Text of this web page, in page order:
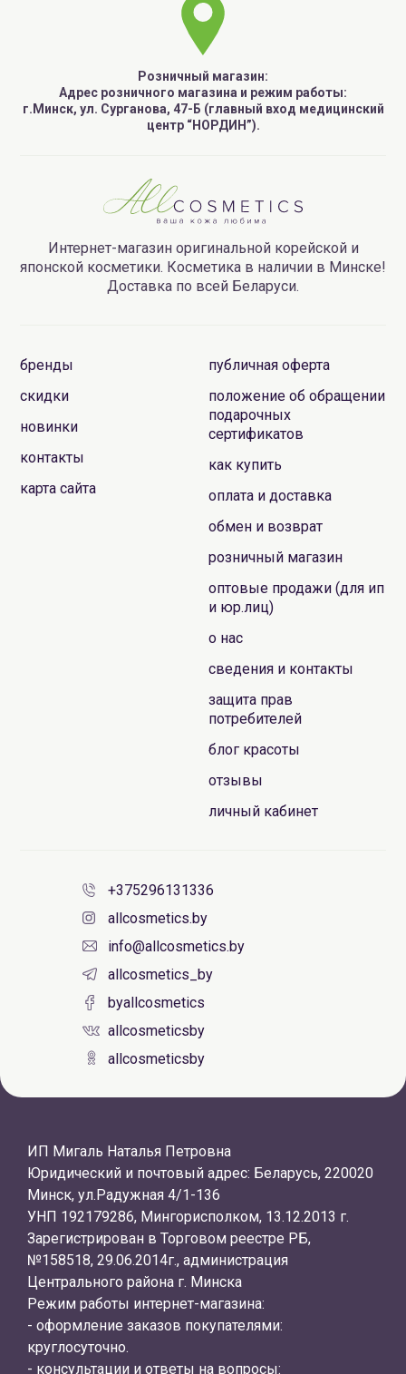
Розничный магазин:
Адрес розничного магазина и режим работы:
г.Минск, ул. Сурганова, 47-Б (главный вход медицинский
центр “НОРДИН”).
Интернет-магазин оригинальной корейской и
японской косметики. Косметика в наличии в Минске!
Доставка по всей Беларуси.
бренды
скидки
новинки
контакты
карта сайта
публичная оферта
положение об обращении
подарочных
сертификатов
как купить
оплата и доставка
обмен и возврат
розничный магазин
оптовые продажи (для ип
и юр.лиц)
о нас
сведения и контакты
защита прав
потребителей
блог красоты
отзывы
личный кабинет
+375296131336
allcosmetics.by
info@allcosmetics.by
allcosmetics_by
byallcosmetics
allcosmeticsby
allcosmeticsby
ИП Мигаль Наталья Петровна
Юридический и почтовый адрес: Беларусь, 220020
Минск, ул.Радужная 4/1-136
УНП 192179286, Мингорисполком, 13.12.2013 г.
Зарегистрирован в Торговом реестре РБ,
№158518, 29.06.2014г., администрация
Центрального района г. Минска
Режим работы интернет-магазина:
- оформление заказов покупателями:
круглосуточно.
- консультации и ответы на вопросы: